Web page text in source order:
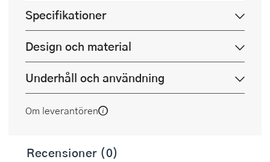
Specifikationer
Design och material
Underhåll och användning
Om leverantören
Recensioner (0)